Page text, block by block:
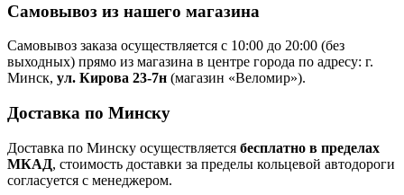
Самовывоз из нашего магазина
Самовывоз заказа осуществляется с 10:00 до 20:00 (без
выходных) прямо из магазина в центре города по адресу: г.
Минск, ул. Кирова 23-7н (магазин «Веломир»).
Доставка по Минску
Доставка по Минску осуществляется бесплатно в пределах
МКАД, стоимость доставки за пределы кольцевой автодороги
согласуется с менеджером.